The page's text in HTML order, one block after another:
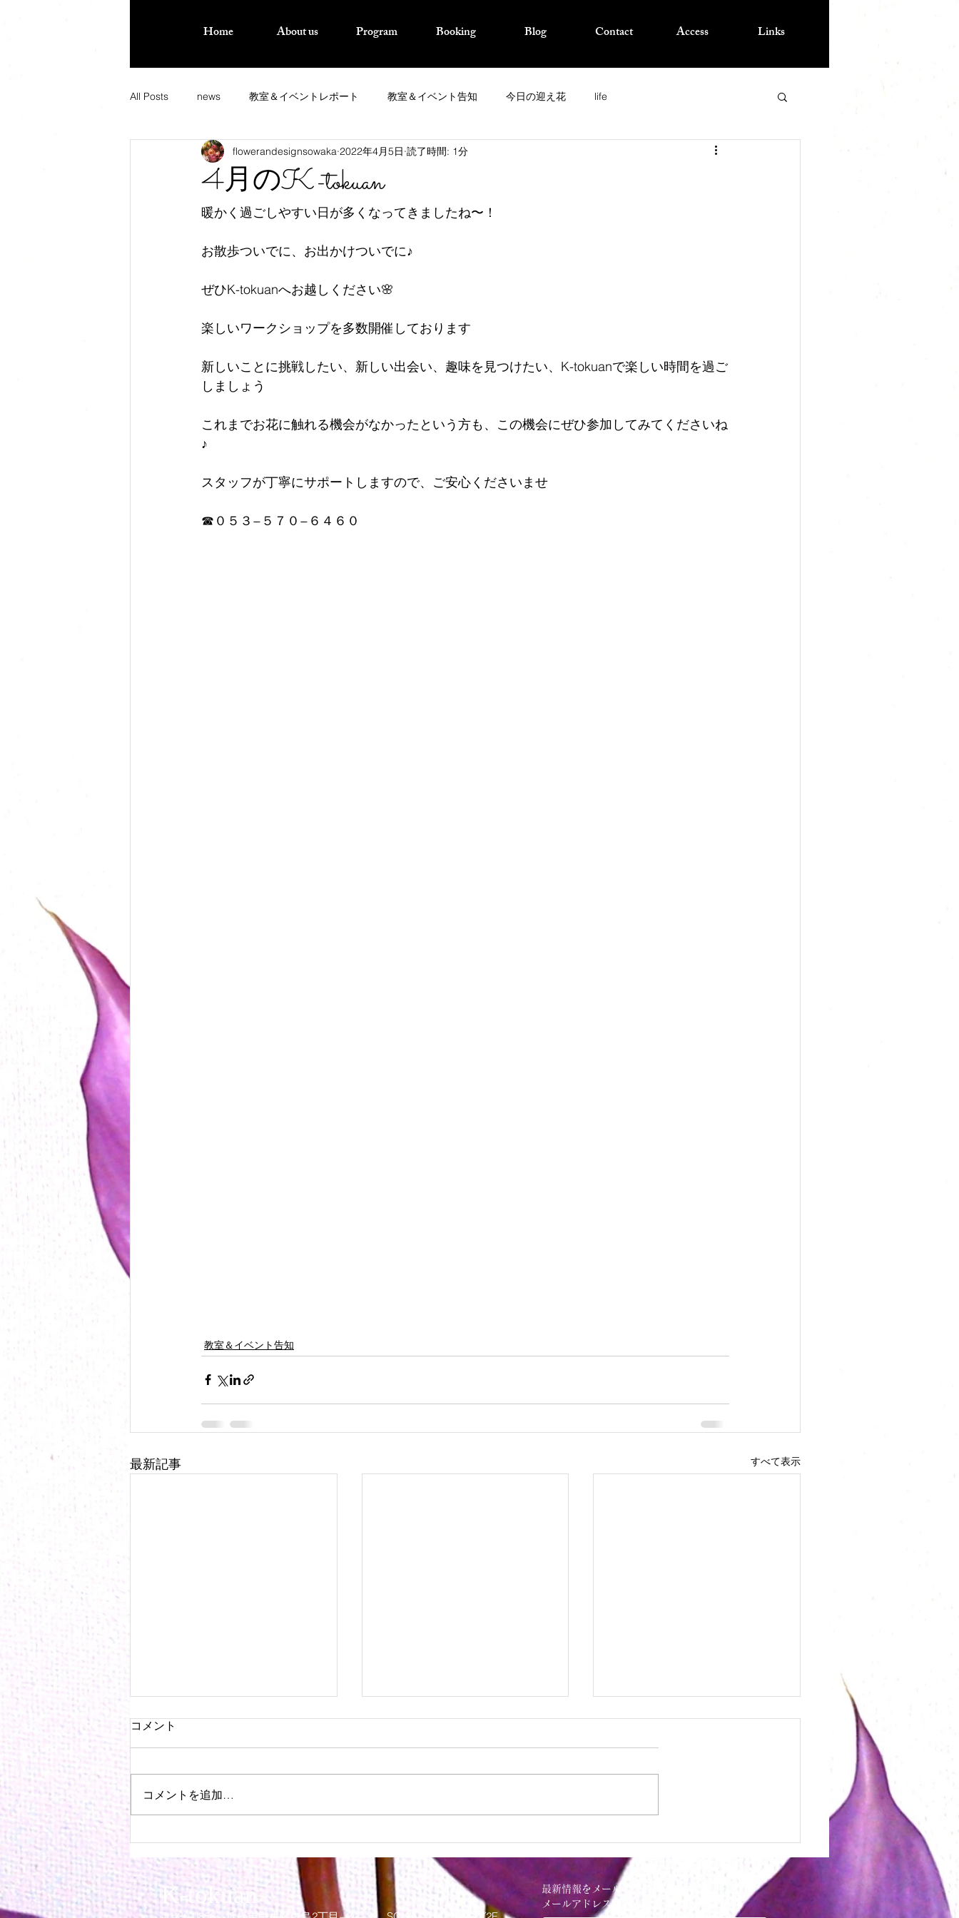
Home About us Program Booking Blog Contact Access Links
All Posts news 教室＆イベントレポート 教室＆イベント告知 今日の迎え花 life
4月のK-tokuan
flowerandesignsowaka 2022年4月5日 読了時間: 1分
暖かく過ごしやすい日が多くなってきましたね〜！
お散歩ついでに、お出かけついでに♪
ぜひK-tokuanへお越しください🌸
楽しいワークショップを多数開催しております
新しいことに挑戦したい、新しい出会い、趣味を見つけたい、K-tokuanで楽しい時間を過ご
しましょう
これまでお花に触れる機会がなかったという方も、この機会にぜひ参加してみてくださいね
♪
スタッフが丁寧にサポートしますので、ご安心くださいませ
☎︎０５３−５７０−６４６０
教室＆イベント告知
最新記事 すべて表示
京都野外いけばな展のお知ら
せ
コメント
コメントを追加…
K-tokuan
最新情報をメールでお届けします
メールアドレスを入力してください：